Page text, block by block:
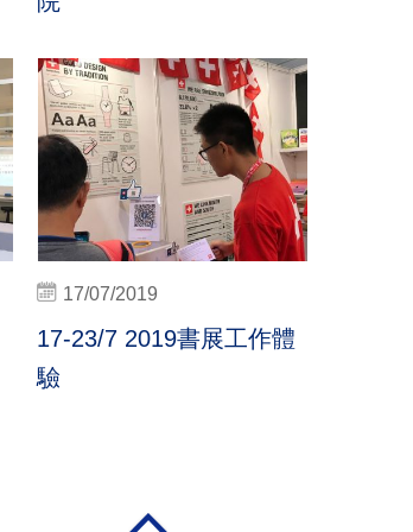
17/07/2019
17-23/7 2019書展工作體
驗